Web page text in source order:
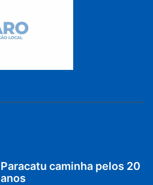
Paracatu caminha pelos 20
anos